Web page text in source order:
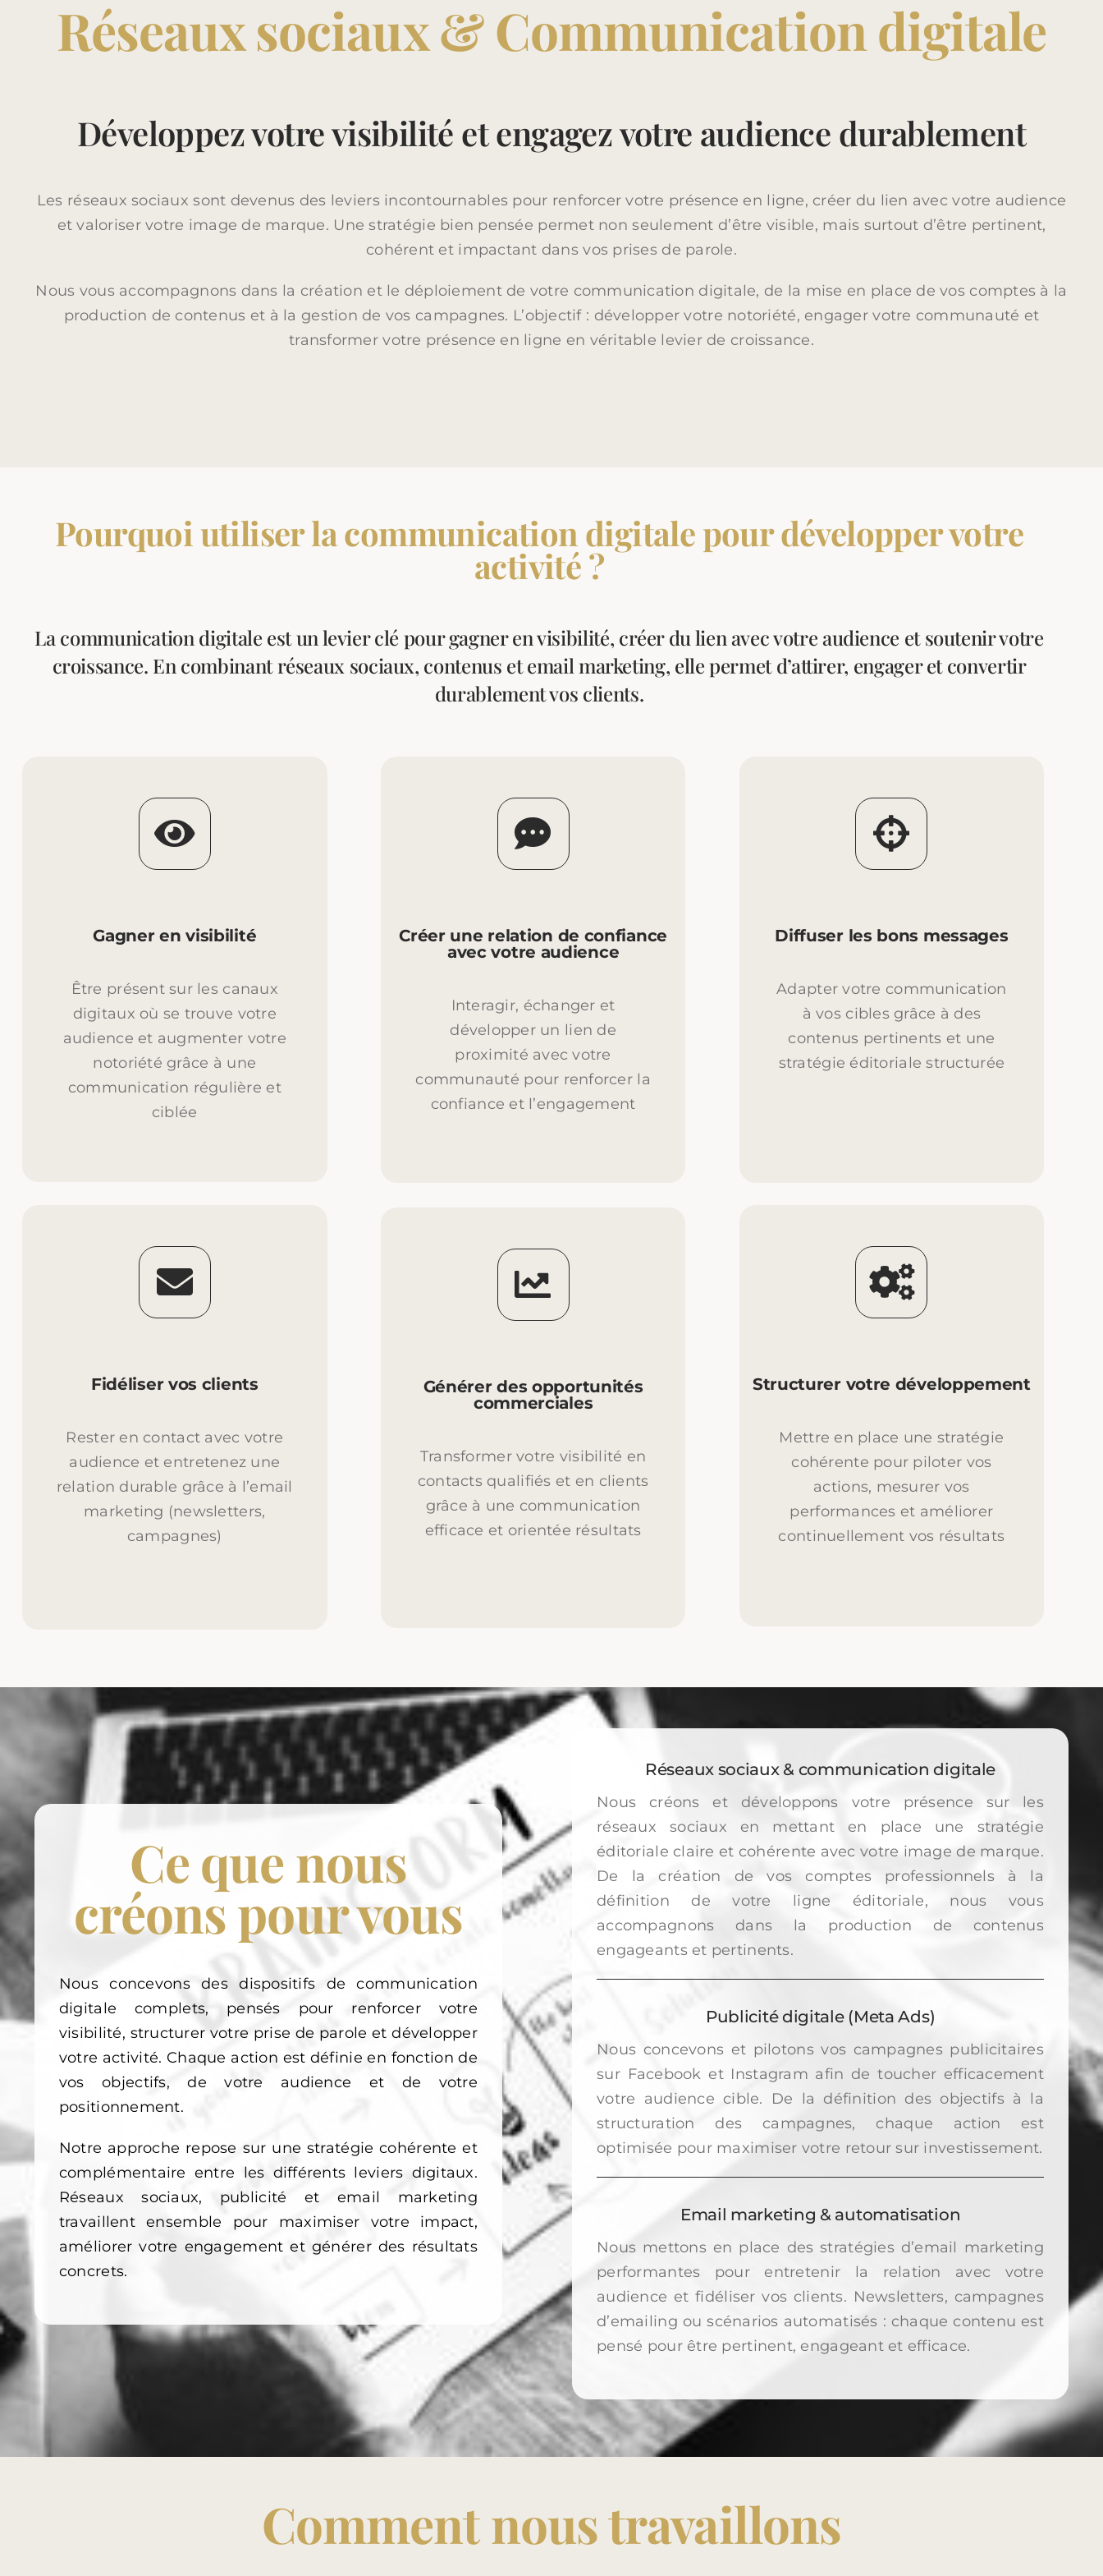
Réseaux sociaux & Communication digitale
Développez votre visibilité et engagez votre audience durablement
Les réseaux sociaux sont devenus des leviers incontournables pour renforcer votre présence en ligne, créer du lien avec votre audience
et valoriser votre image de marque. Une stratégie bien pensée permet non seulement d’être visible, mais surtout d’être pertinent,
cohérent et impactant dans vos prises de parole.
Nous vous accompagnons dans la création et le déploiement de votre communication digitale, de la mise en place de vos comptes à la
production de contenus et à la gestion de vos campagnes. L’objectif : développer votre notoriété, engager votre communauté et
transformer votre présence en ligne en véritable levier de croissance.
Pourquoi utiliser la communication digitale pour développer votre
activité ?
La communication digitale est un levier clé pour gagner en visibilité, créer du lien avec votre audience et soutenir votre
croissance. En combinant réseaux sociaux, contenus et email marketing, elle permet d’attirer, engager et convertir
durablement vos clients.
Gagner en visibilité
Être présent sur les canaux
digitaux où se trouve votre
audience et augmenter votre
notoriété grâce à une
communication régulière et
ciblée
Créer une relation de confiance
avec votre audience
Interagir, échanger et
développer un lien de
proximité avec votre
communauté pour renforcer la
confiance et l’engagement
Diffuser les bons messages
Adapter votre communication
à vos cibles grâce à des
contenus pertinents et une
stratégie éditoriale structurée
Fidéliser vos clients
Rester en contact avec votre
audience et entretenez une
relation durable grâce à l’email
marketing (newsletters,
campagnes)
Générer des opportunités
commerciales
Transformer votre visibilité en
contacts qualifiés et en clients
grâce à une communication
efficace et orientée résultats
Structurer votre développement
Mettre en place une stratégie
cohérente pour piloter vos
actions, mesurer vos
performances et améliorer
continuellement vos résultats
Ce que nous
créons pour vous
Nous concevons des dispositifs de communication
digitale complets, pensés pour renforcer votre
visibilité, structurer votre prise de parole et développer
votre activité. Chaque action est définie en fonction de
vos objectifs, de votre audience et de votre
positionnement.
Notre approche repose sur une stratégie cohérente et
complémentaire entre les différents leviers digitaux.
Réseaux sociaux, publicité et email marketing
travaillent ensemble pour maximiser votre impact,
améliorer votre engagement et générer des résultats
concrets.
Réseaux sociaux & communication digitale
Nous créons et développons votre présence sur les
réseaux sociaux en mettant en place une stratégie
éditoriale claire et cohérente avec votre image de marque.
De la création de vos comptes professionnels à la
définition de votre ligne éditoriale, nous vous
accompagnons dans la production de contenus
engageants et pertinents.
Publicité digitale (Meta Ads)
Nous concevons et pilotons vos campagnes publicitaires
sur Facebook et Instagram afin de toucher efficacement
votre audience cible. De la définition des objectifs à la
structuration des campagnes, chaque action est
optimisée pour maximiser votre retour sur investissement.
Email marketing & automatisation
Nous mettons en place des stratégies d’email marketing
performantes pour entretenir la relation avec votre
audience et fidéliser vos clients. Newsletters, campagnes
d’emailing ou scénarios automatisés : chaque contenu est
pensé pour être pertinent, engageant et efficace.
Comment nous travaillons